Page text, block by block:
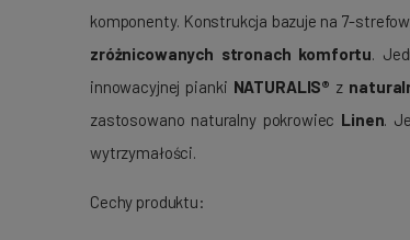
komponenty. Konstrukcja bazuje na 7-
zróżnicowanych stronach komfortu .
innowacyjnej pianki NATURALIS® z
zastosowano naturalny pokrowiec Linen .
wytrzymałości.
Cechy produktu: